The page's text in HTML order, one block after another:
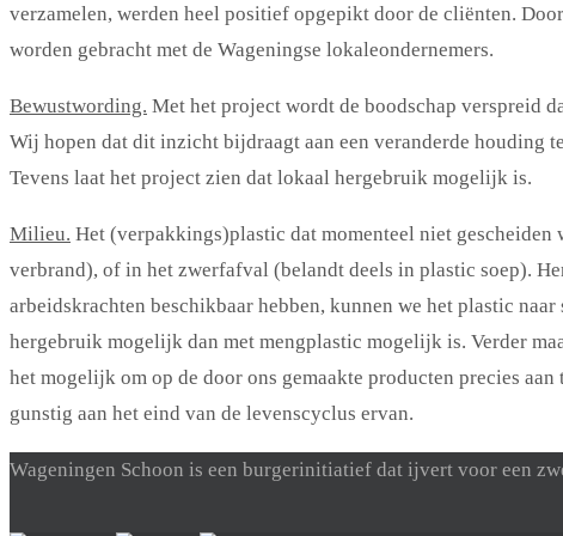
verzamelen, werden heel positief opgepikt door de cliënten.
worden gebracht met de Wageningse lokaleondernemers.
Bewustwording. Met het project wordt de boodschap verspreid
Wij hopen dat dit inzicht bijdraagt aan een veranderde houding
Tevens laat het project zien dat lokaal hergebruik mogelijk is.
Milieu. Het (verpakkings)plastic dat momenteel niet
verbrand), of in het zwerfafval (belandt deels in plastic soep).
arbeidskrachten beschikbaar hebben, kunnen we het plastic
hergebruik mogelijk dan met mengplastic mogelijk is. Verder
het mogelijk om op de door ons gemaakte producten precies
gunstig aan het eind van de levenscyclus ervan.
Wageningen Schoon is een burgerinitiatief dat ijvert voor een